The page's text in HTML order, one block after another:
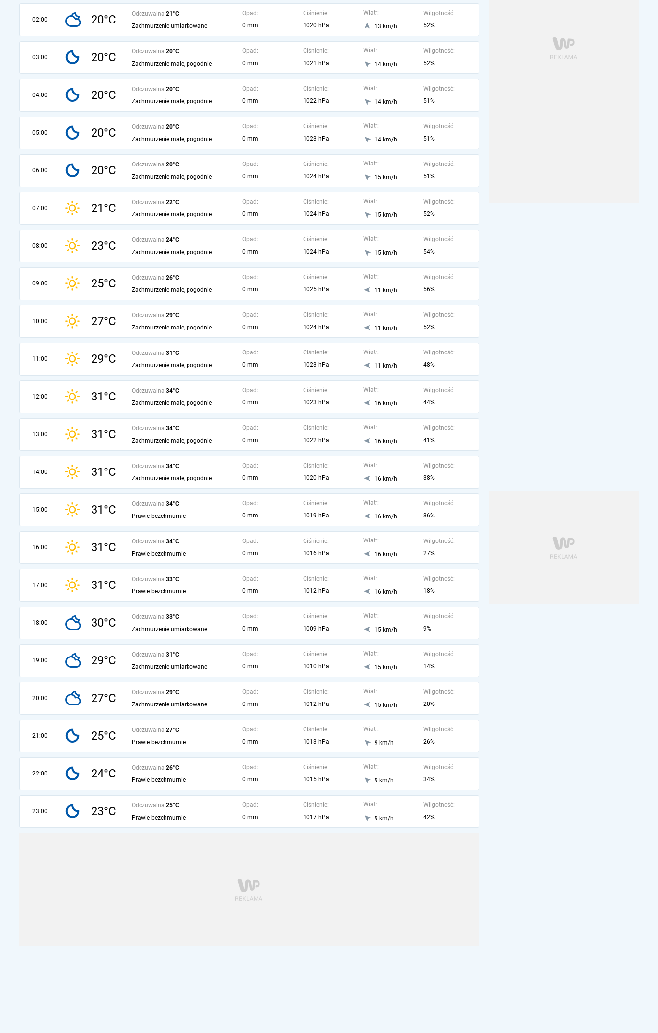
02:00 20°C Odczuwalna 21°C
Zachmurzenie umiarkowane
Opad:
0 mm
Ciśnienie:
1020 hPa
Wiatr:
13 km/h
Wilgotność:
52%
03:00 20°C Odczuwalna 20°C
Zachmurzenie małe, pogodnie
Opad:
0 mm
Ciśnienie:
1021 hPa
Wiatr:
14 km/h
Wilgotność:
52%
04:00 20°C Odczuwalna 20°C
Zachmurzenie małe, pogodnie
Opad:
0 mm
Ciśnienie:
1022 hPa
Wiatr:
14 km/h
Wilgotność:
51%
05:00 20°C Odczuwalna 20°C
Zachmurzenie małe, pogodnie
Opad:
0 mm
Ciśnienie:
1023 hPa
Wiatr:
14 km/h
Wilgotność:
51%
06:00 20°C Odczuwalna 20°C
Zachmurzenie małe, pogodnie
Opad:
0 mm
Ciśnienie:
1024 hPa
Wiatr:
15 km/h
Wilgotność:
51%
07:00 21°C Odczuwalna 22°C
Zachmurzenie małe, pogodnie
Opad:
0 mm
Ciśnienie:
1024 hPa
Wiatr:
15 km/h
Wilgotność:
52%
08:00 23°C Odczuwalna 24°C
Zachmurzenie małe, pogodnie
Opad:
0 mm
Ciśnienie:
1024 hPa
Wiatr:
15 km/h
Wilgotność:
54%
09:00 25°C Odczuwalna 26°C
Zachmurzenie małe, pogodnie
Opad:
0 mm
Ciśnienie:
1025 hPa
Wiatr:
11 km/h
Wilgotność:
56%
10:00 27°C Odczuwalna 29°C
Zachmurzenie małe, pogodnie
Opad:
0 mm
Ciśnienie:
1024 hPa
Wiatr:
11 km/h
Wilgotność:
52%
11:00 29°C Odczuwalna 31°C
Zachmurzenie małe, pogodnie
Opad:
0 mm
Ciśnienie:
1023 hPa
Wiatr:
11 km/h
Wilgotność:
48%
12:00 31°C Odczuwalna 34°C
Zachmurzenie małe, pogodnie
Opad:
0 mm
Ciśnienie:
1023 hPa
Wiatr:
16 km/h
Wilgotność:
44%
13:00 31°C Odczuwalna 34°C
Zachmurzenie małe, pogodnie
Opad:
0 mm
Ciśnienie:
1022 hPa
Wiatr:
16 km/h
Wilgotność:
41%
14:00 31°C Odczuwalna 34°C
Zachmurzenie małe, pogodnie
Opad:
0 mm
Ciśnienie:
1020 hPa
Wiatr:
16 km/h
Wilgotność:
38%
15:00 31°C Odczuwalna 34°C
Prawie bezchmurnie
Opad:
0 mm
Ciśnienie:
1019 hPa
Wiatr:
16 km/h
Wilgotność:
36%
16:00 31°C Odczuwalna 34°C
Prawie bezchmurnie
Opad:
0 mm
Ciśnienie:
1016 hPa
Wiatr:
16 km/h
Wilgotność:
27%
17:00 31°C Odczuwalna 33°C
Prawie bezchmurnie
Opad:
0 mm
Ciśnienie:
1012 hPa
Wiatr:
16 km/h
Wilgotność:
18%
18:00 30°C Odczuwalna 33°C
Zachmurzenie umiarkowane
Opad:
0 mm
Ciśnienie:
1009 hPa
Wiatr:
15 km/h
Wilgotność:
9%
19:00 29°C Odczuwalna 31°C
Zachmurzenie umiarkowane
Opad:
0 mm
Ciśnienie:
1010 hPa
Wiatr:
15 km/h
Wilgotność:
14%
20:00 27°C Odczuwalna 29°C
Zachmurzenie umiarkowane
Opad:
0 mm
Ciśnienie:
1012 hPa
Wiatr:
15 km/h
Wilgotność:
20%
21:00 25°C Odczuwalna 27°C
Prawie bezchmurnie
Opad:
0 mm
Ciśnienie:
1013 hPa
Wiatr:
9 km/h
Wilgotność:
26%
22:00 24°C Odczuwalna 26°C
Prawie bezchmurnie
Opad:
0 mm
Ciśnienie:
1015 hPa
Wiatr:
9 km/h
Wilgotność:
34%
23:00 23°C Odczuwalna 25°C
Prawie bezchmurnie
Opad:
0 mm
Ciśnienie:
1017 hPa
Wiatr:
9 km/h
Wilgotność:
42%